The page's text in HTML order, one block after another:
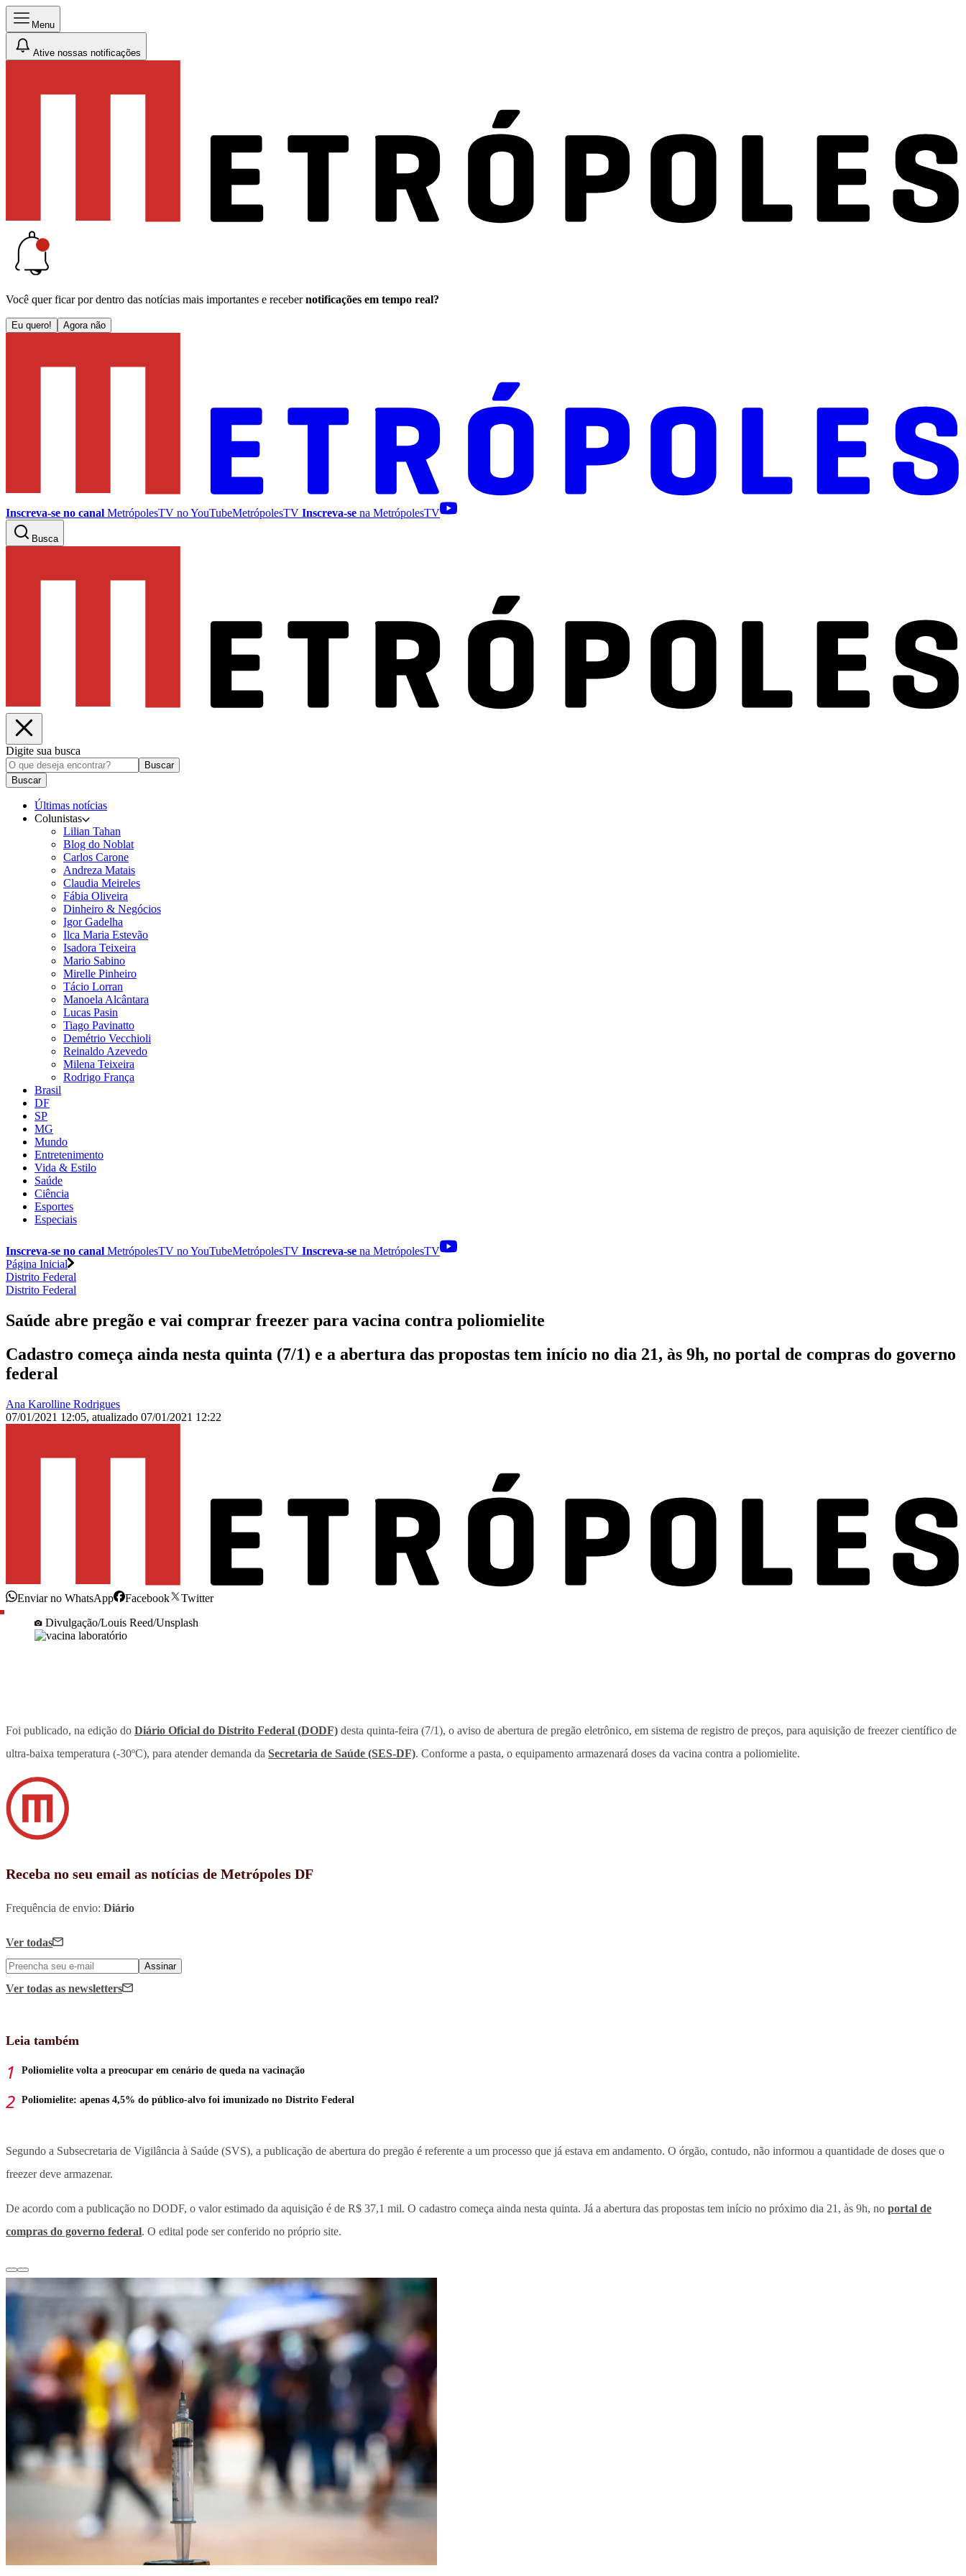
Menu
Ative nossas notificações
Você quer ficar por dentro das notícias mais importantes e receber notificações em tempo real?
Eu quero! Agora não
Inscreva-se no canal MetrópolesTV noYouTubeMetrópolesTV Inscreva-se na MetrópolesTV
Busca
Digite sua busca
Buscar
Buscar
Últimas notícias
Colunistas
Lilian Tahan
Blog do Noblat
Carlos Carone
Andreza Matais
Claudia Meireles
Fábia Oliveira
Dinheiro & Negócios
Igor Gadelha
Ilca Maria Estevão
Isadora Teixeira
Mario Sabino
Mirelle Pinheiro
Tácio Lorran
Manoela Alcântara
Lucas Pasin
Tiago Pavinatto
Demétrio Vecchioli
Reinaldo Azevedo
Milena Teixeira
Rodrigo França
Brasil
DF
SP
MG
Mundo
Entretenimento
Vida & Estilo
Saúde
Ciência
Esportes
Especiais
Inscreva-se no canal MetrópolesTV noYouTubeMetrópolesTV Inscreva-se na MetrópolesTV
Página Inicial
Distrito Federal
Distrito Federal
Saúde abre pregão e vai comprar freezer para vacina contra poliomielite
Cadastro começa ainda nesta quinta (7/1) e a abertura das propostas tem início no dia 21, às 9h, no portal de compras do governo
federal
Ana Karolline Rodrigues
07/01/2021 12:05, atualizado 07/01/2021 12:22
Enviar no WhatsApp Facebook
Twitter
Divulgação/Louis Reed/Unsplash
Foi publicado, na edição do Diário Oficial do Distrito Federal (DODF) desta quinta-feira (7/1), o aviso de abertura de pregão eletrônico, em sistema de registro de preços, para aquisição de freezer científico de
ultra-baixa temperatura (-30ºC), para atender demanda da Secretaria de Saúde (SES-DF). Conforme a pasta, o equipamento armazenará doses da vacina contra a poliomielite.
Receba no seu email as notícias de Metrópoles DF
Frequência de envio: Diário
Ver todas
Assinar
Ver todas as newsletters
Leia também
Poliomielite volta a preocupar em cenário de queda na vacinação
Poliomielite: apenas 4,5% do público-alvo foi imunizado no Distrito Federal
Segundo a Subsecretaria de Vigilância à Saúde (SVS), a publicação de abertura do pregão é referente a um processo que já estava em andamento. O órgão, contudo, não informou a quantidade de doses que o
freezer deve armazenar.
De acordo com a publicação no DODF, o valor estimado da aquisição é de R$ 37,1 mil. O cadastro começa ainda nesta quinta. Já a abertura das propostas tem início no próximo dia 21, às 9h, no portal de
compras do governo federal. O edital pode ser conferido no próprio site.